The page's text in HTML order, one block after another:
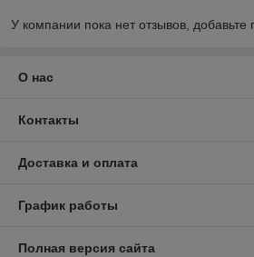
У компании пока нет отзывов, добавьте
О нас
Контакты
Доставка и оплата
График работы
Полная версия сайта